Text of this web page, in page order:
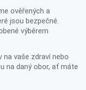
ověřených a
jsou bezpečné.
výběrem
na vaše zdraví nebo
na daný obor, ať máte